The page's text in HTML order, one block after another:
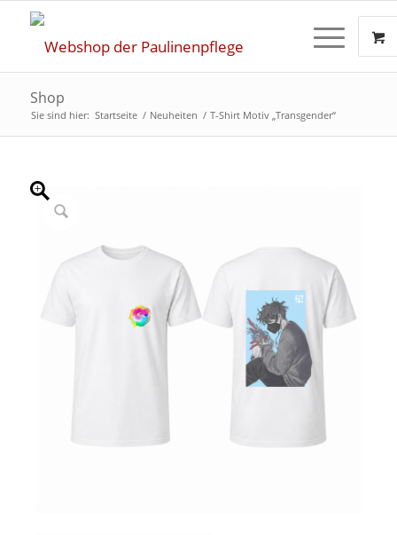
Shop
Sie sind hier: Startseite / Neuheiten / T-Shirt Motiv „Transgender“